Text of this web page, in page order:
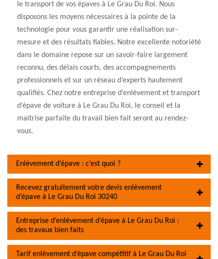
le transport de vos épaves à Le Grau Du Roi. Nous
disposons les moyens nécessaires à la pointe de la
technologie pour vous garantir une réalisation sur-
mesure et des résultats fiables. Notre excellente notoriété
dans le domaine repose sur un savoir-faire largement
reconnu, des délais courts, des accompagnements
professionnels et sur un réseau d’experts hautement
qualifiés. Chez notre entreprise d’enlèvement et transport
d’épave de voiture à Le Grau Du Roi, le conseil et la
maitrise parfaite du travail bien fait seront au rendez-
vous.
Enlèvement d’épave : c’est quoi ?
Recevez gratuitement votre devis enlèvement
d’épave à Le Grau Du Roi 30240
Entreprise d’enlèvement d’épave à Le Grau Du Roi :
des travaux bien faits
Tarif enlèvement d’épave compétitif à Le Grau Du Roi